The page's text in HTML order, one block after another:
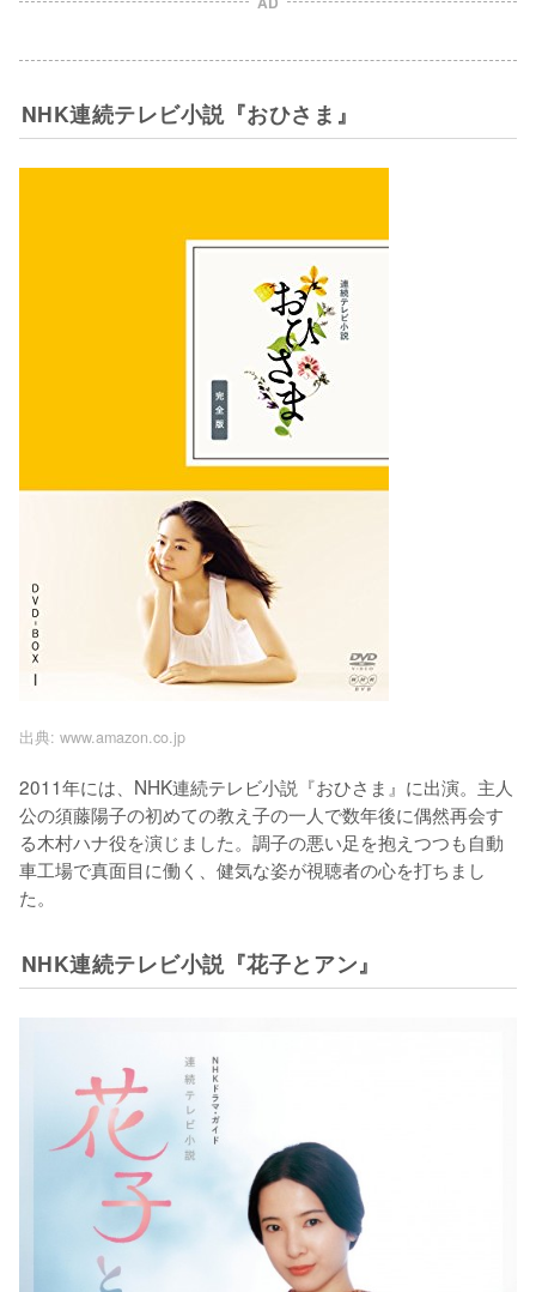
NHK連続テレビ小説『おひさま』
出典: www.amazon.co.jp
2011年には、NHK連続テレビ小説『おひさま』に出演。主人
公の須藤陽子の初めての教え子の一人で数年後に偶然再会す
る木村ハナ役を演じました。調子の悪い足を抱えつつも自動
車工場で真面目に働く、健気な姿が視聴者の心を打ちまし
NHK連続テレビ小説『花子とアン』